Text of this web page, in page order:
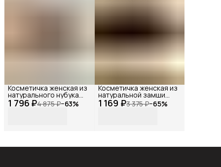
1 796 ₽4 875 ₽−63%
Косметичка женская из
натурального нубука
светло-коричневая
,Reversal, 1 169 ₽3 375 ₽−65%
Косметичка женская из
натуральной замши
коричневая ,Reversal,
11520R_Темно-